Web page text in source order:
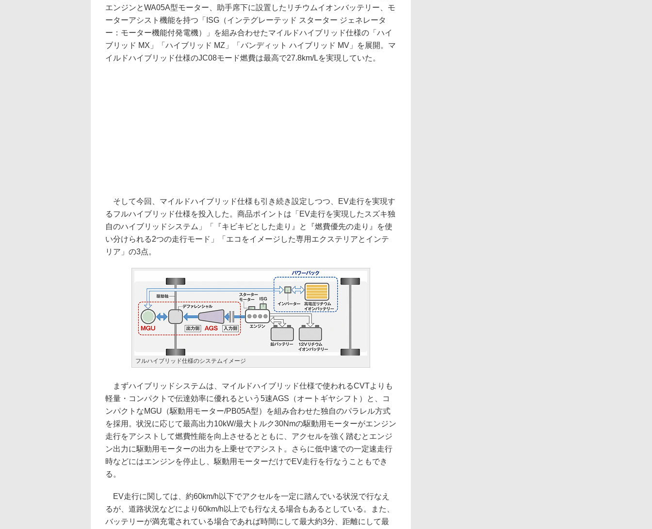
エンジンとWA05A型モーター、助手席下に設置したリチウムイオンバッテリー、モ
ーターアシスト機能を持つ「ISG（インテグレーテッド スターター ジェネレータ
ー：モーター機能付発電機）」を組み合わせたマイルドハイブリッド仕様の「ハイ
ブリッド MX」「ハイブリッド MZ」「バンディット ハイブリッド MV」を展開。マ
イルドハイブリッド仕様のJC08モード燃費は最高で27.8km/Lを実現していた。
そして今回、マイルドハイブリッド仕様も引き続き設定しつつ、EV走行を実現す
るフルハイブリッド仕様を投入した。商品ポイントは「EV走行を実現したスズキ独
自のハイブリッドシステム」「『キビキビとした走り』と『燃費優先の走り』を使
い分けられる2つの走行モード」「エコをイメージした専用エクステリアとインテ
リア」の3点。
フルハイブリッド仕様のシステムイメージ
まずハイブリッドシステムは、マイルドハイブリッド仕様で使われるCVTよりも
軽量・コンパクトで伝達効率に優れるという5速AGS（オートギヤシフト）と、コ
ンパクトなMGU（駆動用モーター/PB05A型）を組み合わせた独自のパラレル方式
を採用。状況に応じて最高出力10kW/最大トルク30Nmの駆動用モーターがエンジン
走行をアシストして燃費性能を向上させるとともに、アクセルを強く踏むとエンジ
ン出力に駆動用モーターの出力を上乗せでアシスト。さらに低中速での一定速走行
時などにはエンジンを停止し、駆動用モーターだけでEV走行を行なうこともでき
る。
EV走行に関しては、約60km/h以下でアクセルを一定に踏んでいる状況で行なえ
るが、道路状況などにより60km/h以上でも行なえる場合もあるとしている。また、
バッテリーが満充電されている場合であれば時間にして最大約3分、距離にして最